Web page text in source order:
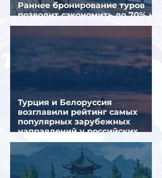
Раннее бронирование туров
позволит сэкономить до 70% на
летнем отдыхе — АТОР
Турция и Белоруссия
возглавили рейтинг самых
популярных зарубежных
направлений у российских
туристов летом